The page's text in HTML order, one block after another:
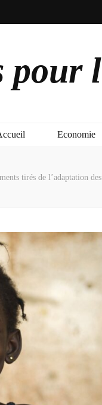
pour
Economie
tirés de l’adaptation